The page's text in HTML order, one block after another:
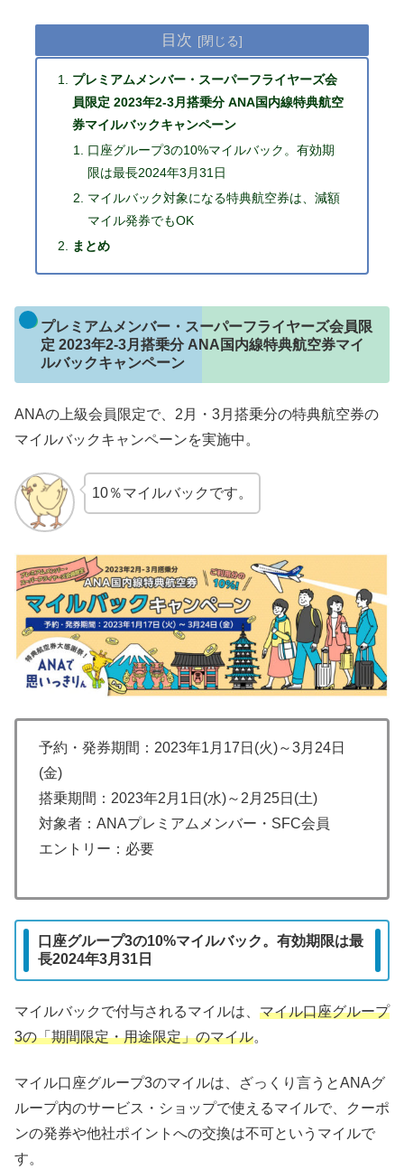
目次
プレミアムメンバー・スーパーフライヤーズ会
員限定 2023年2-3月搭乗分 ANA国内線特典航空
券マイルバックキャンペーン
口座グループ3の10%マイルバック。有効期
限は最長2024年3月31日
マイルバック対象になる特典航空券は、減額
マイル発券でもOK
まとめ
プレミアムメンバー・スーパーフライヤーズ会員限
定 2023年2-3月搭乗分 ANA国内線特典航空券マイ
ルバックキャンペーン
ANAの上級会員限定で、2月・3月搭乗分の特典航空券の
マイルバックキャンペーンを実施中。
10％マイルバックです。
予約・発券期間：2023年1月17日(火)～3月24日
(金)
搭乗期間：2023年2月1日(水)～2月25日(土)
対象者：ANAプレミアムメンバー・SFC会員
エントリー：必要
口座グループ3の10%マイルバック。有効期限は最
長2024年3月31日
マイルバックで付与されるマイルは、 マイル口座グループ
3の「期間限定・用途限定」のマイル。
マイル口座グループ3のマイルは、ざっくり言うとANAグ
ループ内のサービス・ショップで使えるマイルで、クーポ
ンの発券や他社ポイントへの交換は不可というマイルで
す。